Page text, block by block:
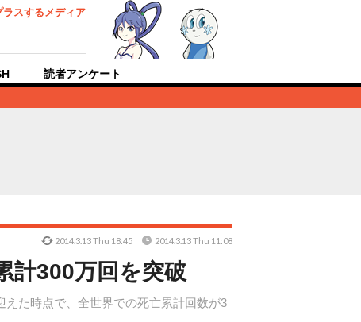
スするメディア
読者アンケート
計300万回を突破
えた時点で、全世界での死亡累計回数が3
2014.3.13 Thu 18:45 2014.3.13 Thu 11:08